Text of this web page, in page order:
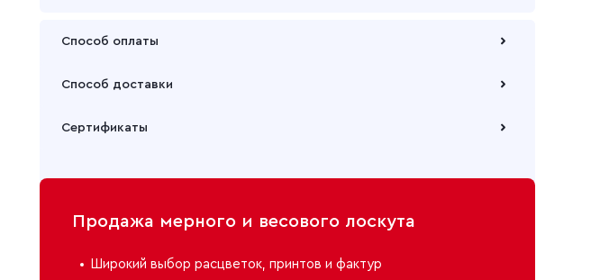
Способ оплаты
Способ доставки
или через транспортную компанию на Ваш выбор
Сертификаты
Продажа мерного и весового лоскута
Широкий выбор расцветок, принтов и фактур